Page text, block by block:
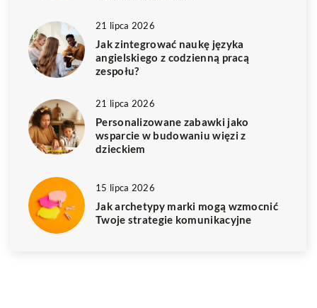
21 lipca 2026
Jak zintegrować naukę języka
angielskiego z codzienną pracą
zespołu?
21 lipca 2026
Personalizowane zabawki jako
wsparcie w budowaniu więzi z
dzieckiem
15 lipca 2026
Jak archetypy marki mogą wzmocnić
Twoje strategie komunikacyjne